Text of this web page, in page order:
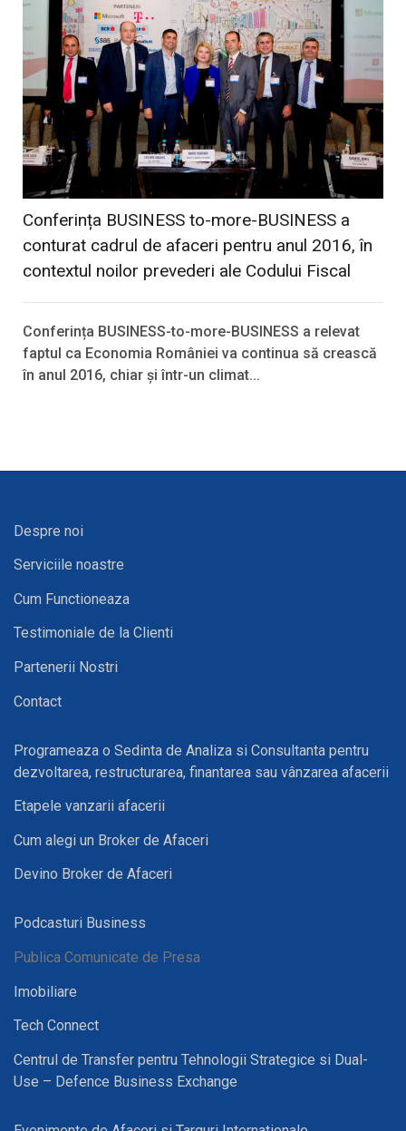
Conferința BUSINESS to-more-BUSINESS a
conturat cadrul de afaceri pentru anul 2016, în
contextul noilor prevederi ale Codului Fiscal
Conferința BUSINESS-to-more-BUSINESS a relevat
faptul ca Economia României va continua să crească
în anul 2016, chiar și într-un climat...
Despre noi
Serviciile noastre
Cum Functioneaza
Testimoniale de la Clienti
Partenerii Nostri
Contact
Programeaza o Sedinta de Analiza si Consultanta pentru
dezvoltarea, restructurarea, finantarea sau vânzarea afacerii
Etapele vanzarii afacerii
Cum alegi un Broker de Afaceri
Devino Broker de Afaceri
Podcasturi Business
Publica Comunicate de Presa
Imobiliare
Tech Connect
Centrul de Transfer pentru Tehnologii Strategice si Dual-
Use – Defence Business Exchange